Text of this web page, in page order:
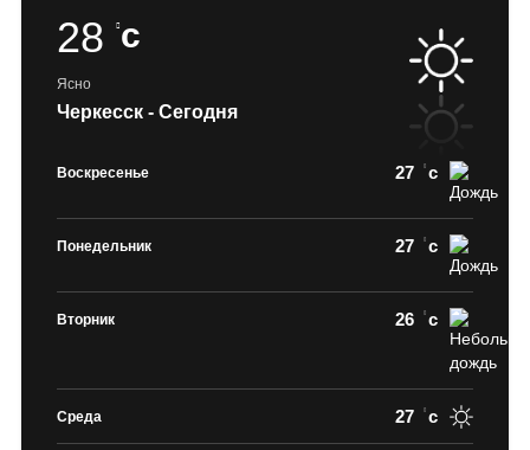
28 c
Ясно
Черкесск - Сегодня
Воскресенье 27 c
Понедельник 27 c
Вторник 26 c
Среда 27 c